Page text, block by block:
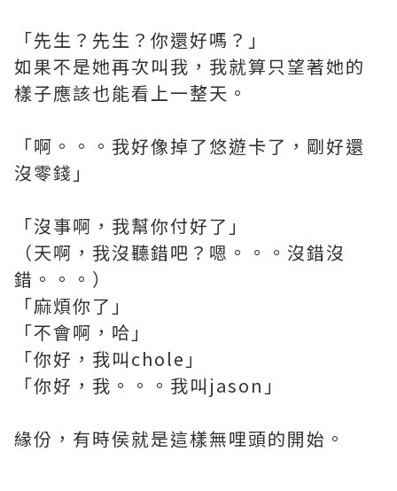
「先生？先生？你還好嗎？」
如果不是她再次叫我，我就算只望著她的
樣子應該也能看上一整天。
「啊。。。我好像掉了悠遊卡了，剛好還
沒零錢」
「沒事啊，我幫你付好了」
（天啊，我沒聽錯吧？嗯。。。沒錯沒
錯。。。）
「麻煩你了」
「不會啊，哈」
「你好，我叫chole」
「你好，我。。。我叫jason」
緣份，有時侯就是這樣無哩頭的開始。